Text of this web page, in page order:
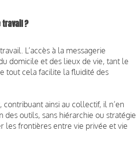
travail ?
L’accès à la messagerie
domicile et des lieux de vie, tant le
tout cela facilite la fluidité des
ainsi au collectif, il n’en
outils, sans hiérarchie ou stratégie
les frontières entre vie privée et vie